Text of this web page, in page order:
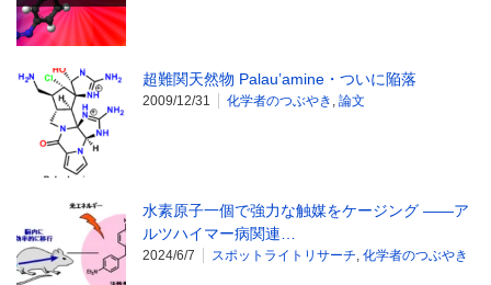
超難関天然物 Palau’amine・ついに陥落
2009/12/31 化学者のつぶやき 論文
水素原子一個で強力な触媒をケージング ――ア
ルツハイマー病関連…
2024/6/7 スポットライトリサーチ 化学者のつぶやき